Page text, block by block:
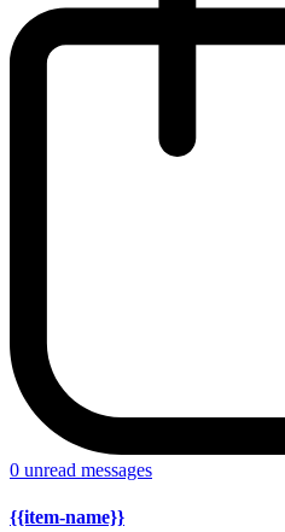
0 unread messages
{{item-name}}